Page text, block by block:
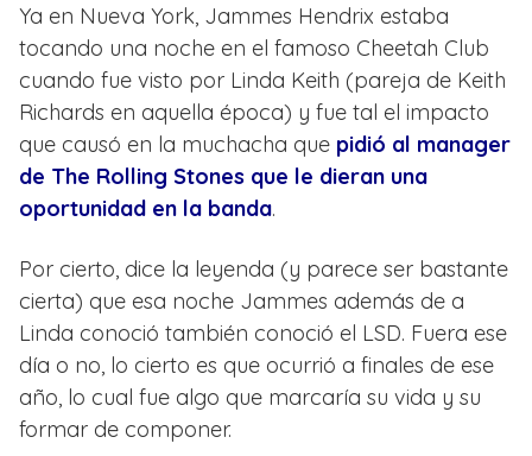
Ya en Nueva York, Jammes Hendrix estaba
tocando una noche en el famoso Cheetah Club
cuando fue visto por Linda Keith (pareja de Keith
Richards en aquella época) y fue tal el impacto
que causó en la muchacha que pidió al manager
de The Rolling Stones que le dieran una
oportunidad en la banda.
Por cierto, dice la leyenda (y parece ser bastante
cierta) que esa noche Jammes además de a
Linda conoció también conoció el LSD. Fuera ese
día o no, lo cierto es que ocurrió a finales de ese
año, lo cual fue algo que marcaría su vida y su
formar de componer.